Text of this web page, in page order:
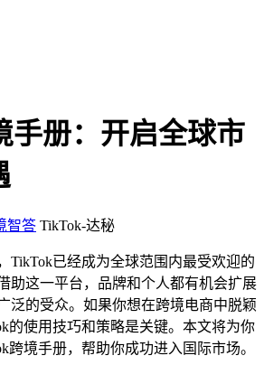
手册：开启全球市
智答 TikTok-达秘
TikTok已经成为全球范围内最受欢迎的
助这一平台，品牌和个人都有机会扩展
泛的受众。如果你想在跨境电商中脱颖
的使用技巧和策略是关键。本文将为你
跨境手册，帮助你成功进入国际市场。